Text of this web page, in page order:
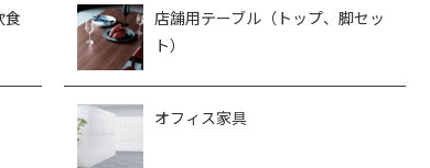
食
店舗用テーブル（トップ、脚セッ
ト）
オフィス家具